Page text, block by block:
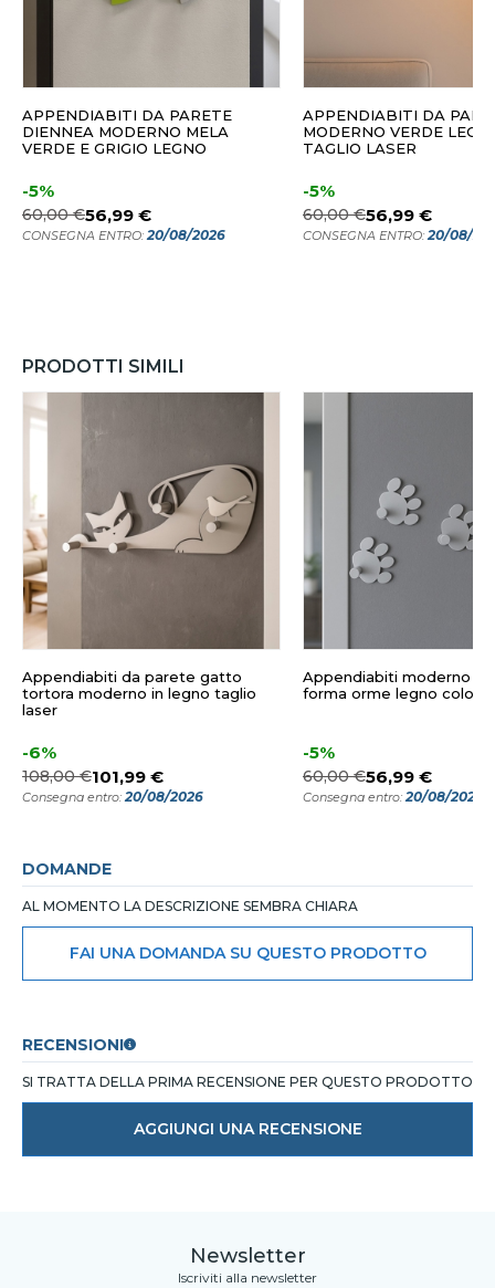
APPENDIABITI DA PARETE
DIENNEA MODERNO MELA
VERDE E GRIGIO LEGNO
-5%
60,00 €56,99 €
CONSEGNA ENTRO:20/08/2026
APPENDIABITI DA
MODERNO VERDE
TAGLIO LASER
-5%
60,00 €56,99 €
CONSEGNA ENTRO:20/08/
PRODOTTI SIMILI
Appendiabiti da parete gatto
tortora moderno in legno taglio
laser
-6%
108,00 €101,99 €
Consegna entro:20/08/2026
Appendiabiti moderno
forma orme legno colore
-5%
60,00 €56,99 €
Consegna entro:20/08/2026
DOMANDE
AL MOMENTO LA DESCRIZIONE SEMBRA CHIARA
FAI UNA DOMANDA SU QUESTO PRODOTTO
RECENSIONI
SI TRATTA DELLA PRIMA RECENSIONE PER QUESTO PRODOTTO
AGGIUNGI UNA RECENSIONE
Newsletter
Iscriviti alla newsletter